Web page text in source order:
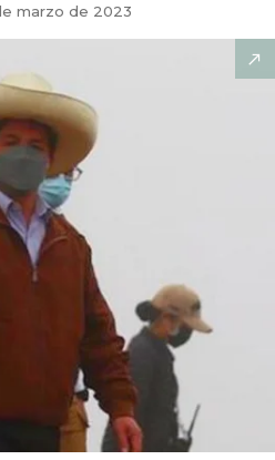
marzo de 2023